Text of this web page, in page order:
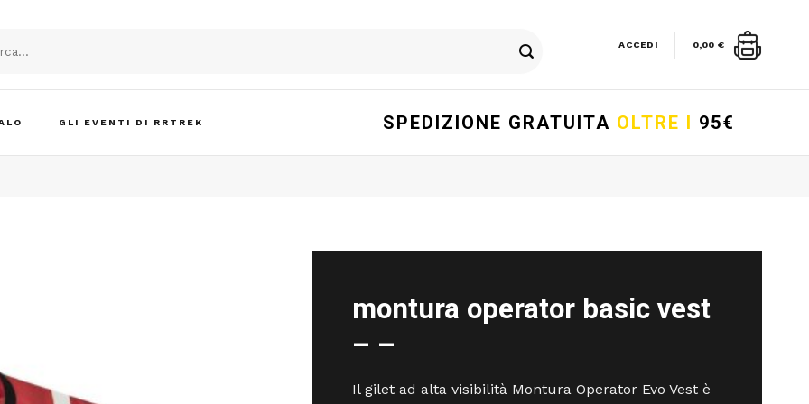
ACCEDI 0,00 €
GLI EVENTI DI RRTREK SPEDIZIONE GRATUITA OLTRE I 95€
montura operator basic vest
– –
Il gilet ad alta visibilità Montura Operator Evo Vest è